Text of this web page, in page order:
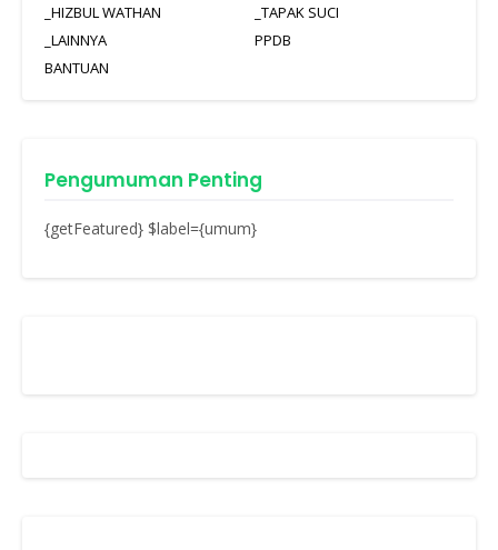
_HIZBUL WATHAN
_TAPAK SUCI
_LAINNYA
PPDB
BANTUAN
Pengumuman Penting
{getFeatured} $label={umum}